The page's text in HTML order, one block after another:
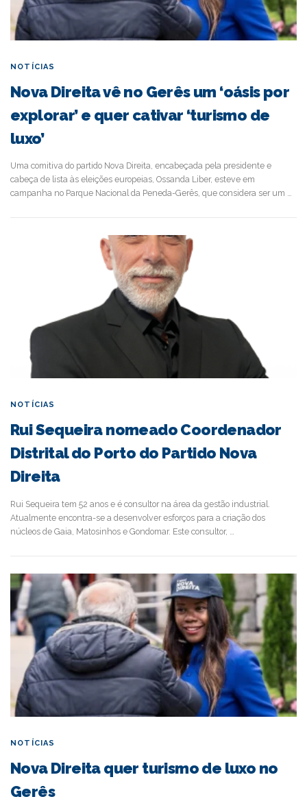
NOTÍCIAS
Nova Direita vê no Gerês um ‘oásis por
explorar’ e quer cativar ‘turismo de
luxo’
Uma comitiva do partido Nova Direita, encabeçada pela presidente e
cabeça de lista às eleições europeias, Ossanda Liber, esteve em
campanha no Parque Nacional da Peneda-Gerês, que considera ser um …
NOTÍCIAS
Rui Sequeira nomeado Coordenador
Distrital do Porto do Partido Nova
Direita
Rui Sequeira tem 52 anos e é consultor na área da gestão industrial.
Atualmente encontra-se a desenvolver esforços para a criação dos
núcleos de Gaia, Matosinhos e Gondomar. Este consultor, …
NOTÍCIAS
Nova Direita quer turismo de luxo no
Gerês